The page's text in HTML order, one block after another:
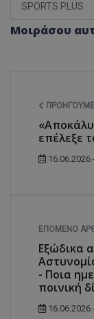
SPORTS PLUS
Μοιράσου
επέλεξε
16.06.2026
ΕΠΌΜΕΝΟ
Εξώδικα
- Ποια
ποινική
16.06.2026